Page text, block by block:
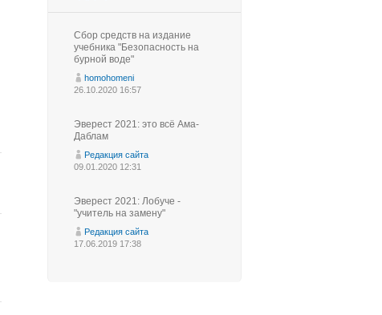
Сбор средств на издание
учебника "Безопасность на
бурной воде"
homohomeni
26.10.2020 16:57
Эверест 2021: это всё Ама-
Даблам
Редакция сайта
09.01.2020 12:31
Эверест 2021: Лобуче -
"учитель на замену"
Редакция сайта
17.06.2019 17:38